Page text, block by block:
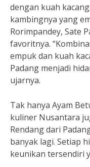
dengan kuah
kambingnya yang
Rorimpandey, Sate
favoritnya.
empuk dan kuah
Padang menjadi
ujarnya.
Tak hanya Ayam
kuliner Nusantara
Rendang dari
banyak lagi. Setiap
keunikan tersendiri